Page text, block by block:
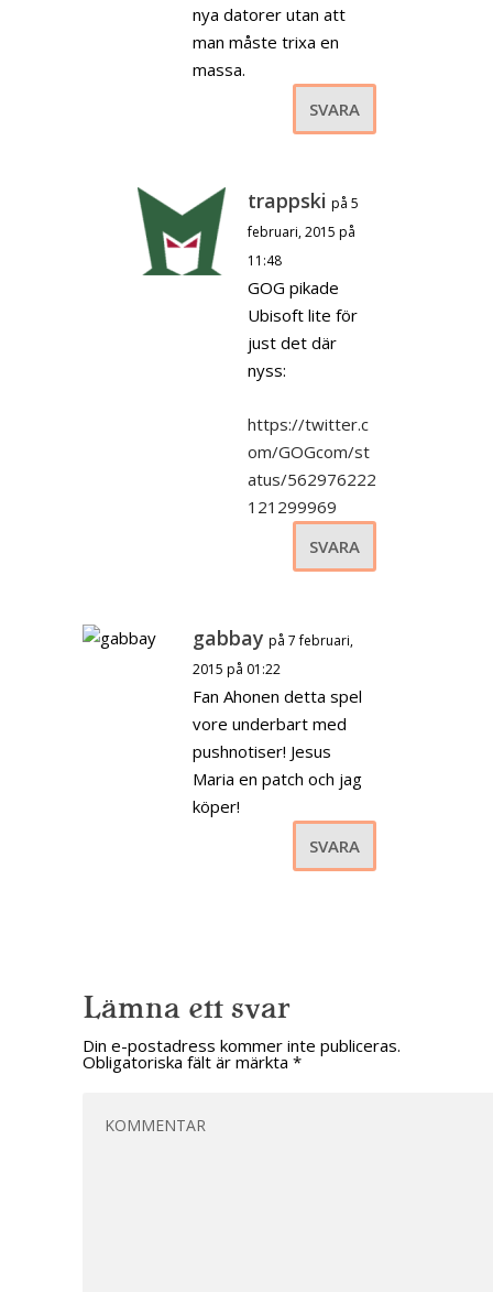
nya datorer utan att
man måste trixa en
massa.
SVARA
trappski på 5
februari, 2015 på
11:48
GOG pikade
Ubisoft lite för
just det där
nyss:
https://twitter.c
om/GOGcom/st
atus/562976222
121299969
SVARA
gabbay på 7 februari,
2015 på 01:22
Fan Ahonen detta spel
vore underbart med
pushnotiser! Jesus
Maria en patch och jag
köper!
SVARA
Lämna ett svar
Din e-postadress kommer inte publiceras.
Obligatoriska fält är märkta *